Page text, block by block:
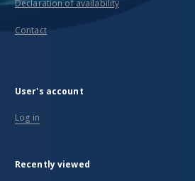
Declaration of availability
Contact
User's account
Log in
Recently viewed